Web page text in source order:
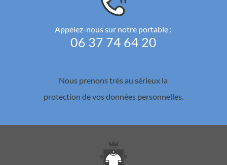
Appelez-nous sur notre portable :
06 37 74 64 20
Nous prenons très au sérieux la
protection de vos données personnelles.